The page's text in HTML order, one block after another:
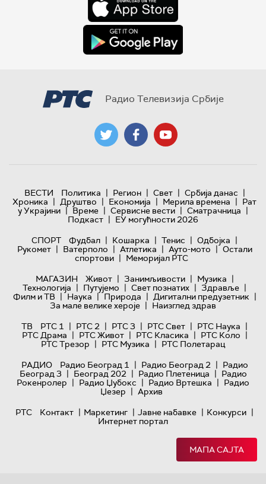
Радио Телевизија Србије
ВЕСТИ Политика | Регион | Свет | Србија данас |
Хроника | Друштво | Економија | Мерила времена | Рат
у Украјини | Време | Сервисне вести | Сматрачница |
Подкаст | ЕУ могућности 2026
СПОРТ
Фудбал | Кошарка | Тенис | Одбојка |
Рукомет | Ватерполо | Атлетика | Ауто-мото | Остали
спортови | Меморијал РТС
МАГАЗИН
Живот | Занимљивости | Музика |
Технологијa | Путујемо | Свет познатих | Здравље |
Филм и ТВ | Наука | Природа | Дигитални предузетник |
За мале велике хероје | Наизглед здрав
ТВ
РТС 1 | РТС 2 | РТС 3 | РТС Свет | РТС Наука |
РТС Драма | РТС Живот | РТС Класика | РТС Коло |
РТС Трезор | РТС Музика | РТС Полетарац
РАДИО
Радио Београд 1 | Радио Београд 2 | Радио
Београд 3 | Београд 202 | Радио Плетеница | Радио
Рокенролер | Радио Џубокс | Радио Вртешка | Радио
Џезер | Архив
РТС
Контакт | Маркетинг | Јавне набавке | Конкурси |
Интернет портал
МАПА САЈТА